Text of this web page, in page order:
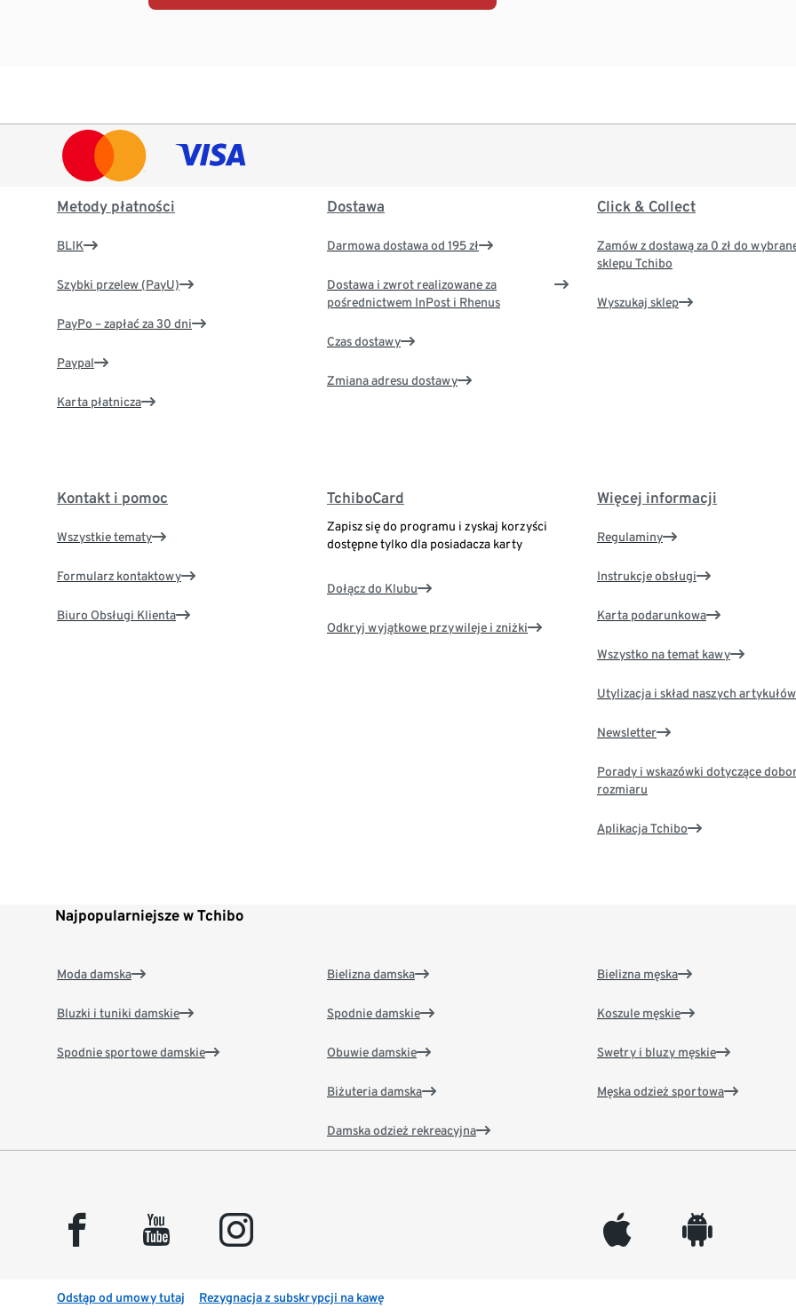
Metody płatności
BLIK
Szybki przelew (PayU)
PayPo – zapłać za 30 dni
Paypal
Karta płatnicza
Dostawa
Darmowa dostawa od 195 zł
Dostawa i zwrot realizowane za
pośrednictwem InPost i Rhenus
Czas dostawy
Zmiana adresu dostawy
Click & Collect
Zamów z dostawą za 0 zł do
sklepu Tchibo
Wyszukaj sklep
Kontakt i pomoc
Wszystkie tematy
Formularz kontaktowy
Biuro Obsługi Klienta
TchiboCard
Zapisz się do programu i zyskaj korzyści
dostępne tylko dla posiadacza karty
Dołącz do Klubu
Odkryj wyjątkowe przywileje i zniżki
Więcej informacji
Regulaminy
Instrukcje obsługi
Karta podarunkowa
Wszystko na temat kawy
Utylizacja i skład naszych artykułów
Newsletter
Porady i wskazówki dotyczące
rozmiaru
Aplikacja Tchibo
Najpopularniejsze w Tchibo
Moda damska
Bluzki i tuniki damskie
Spodnie sportowe damskie
Bielizna damska
Spodnie damskie
Obuwie damskie
Biżuteria damska
Damska odzież rekreacyjna
Bielizna męska
Koszule męskie
Swetry i bluzy męskie
Męska odzież sportowa
facebook youtube instagram appleinc android
Odstąp od umowy tutaj Rezygnacja z subskrypcji na kawę